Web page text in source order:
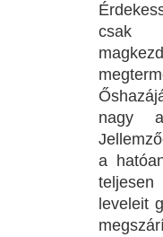
nagy
a
leveleit